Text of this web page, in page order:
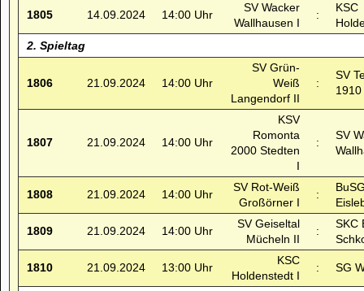
1805 14.09.2024 14:00 Uhr
SV Wacker
Wallhausen I
:
KSC
2. Spieltag
1806 21.09.2024 14:00 Uhr
SV Grün-
Weiß
Langendorf II
:
SV
1910
1807 21.09.2024 14:00 Uhr
KSV
Romonta
2000 Stedten
I
:
SV
1808 21.09.2024 14:00 Uhr
SV Rot-Weiß
Großörner I
:
1809 21.09.2024 14:00 Uhr
SV Geiseltal
Mücheln II
:
SKC
1810 21.09.2024 13:00 Uhr
KSC
Holdenstedt I
: SG